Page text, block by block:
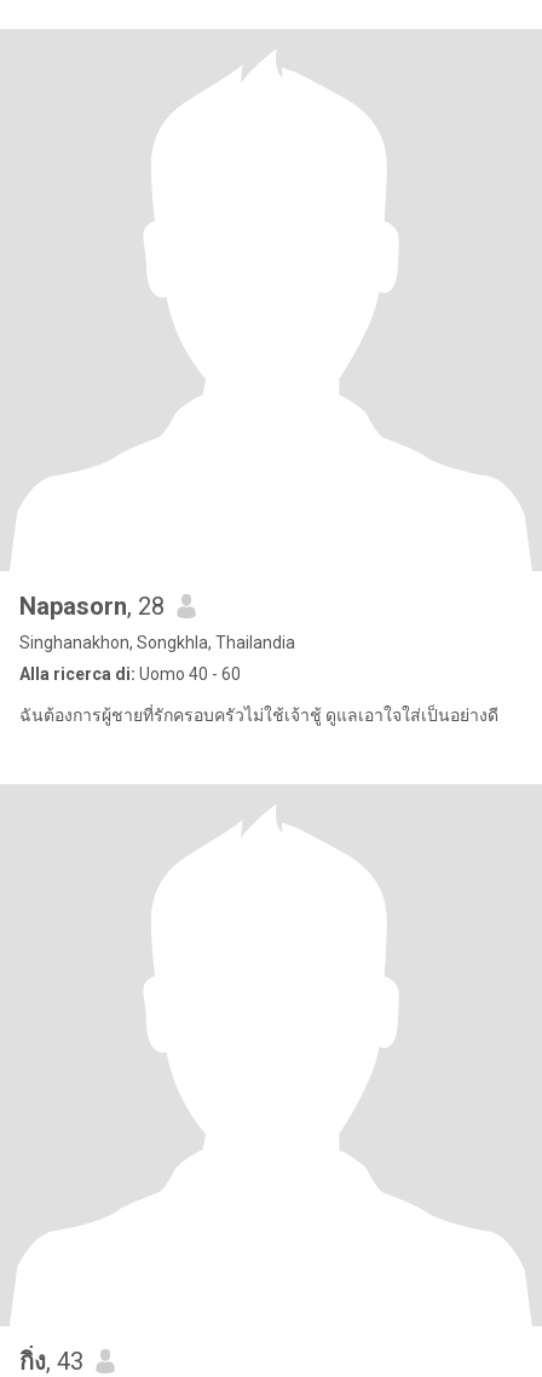
Napasorn, 28
Singhanakhon, Songkhla, Thailandia
Alla ricerca di: Uomo 40 - 60
ฉันต้องการผู้ชายที่รักครอบครัวไม่ใช้เจ้าชู้ ดูแลเอาใจใส่เป็นอย่างดี
กิ่ง, 43